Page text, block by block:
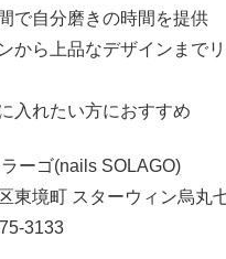
で自分磨きの時間を提供
から上品なデザインまで
入れたい方におすすめ
ーゴ(nails SOLAGO)
東境町 スターウィン烏丸
3133